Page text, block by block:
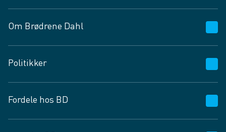
Om Brødrene Dahl
Vagttelefon 30 10 89 89
Spørgsmål og svar
Job og karriere
Fødevarekontrolrapport
Politikker
Privatlivspolitik
Cookies
Fordele hos BD